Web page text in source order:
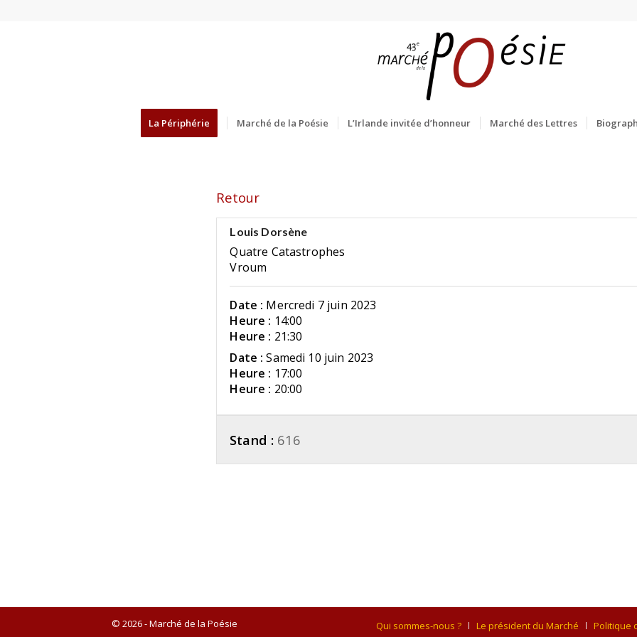
La Périphérie Marché de la Poésie L’Irlande invitée d’honneur Marché des Lettres
Retour
Louis Dorsène
Quatre Catastrophes
Vroum
Date : Mercredi 7 juin 2023
Heure : 14:00
Heure : 21:30
Date : Samedi 10 juin 2023
Heure : 17:00
Heure : 20:00
Stand : 616
© 2026 - Marché de la Poésie Qui sommes-nous ? Le président du Marché Politique